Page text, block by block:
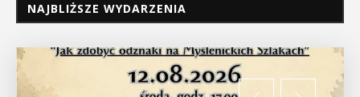
NAJBLIŻSZE WYDARZENIA